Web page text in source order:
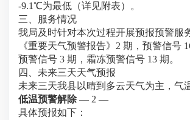
-9.1℃为最低（详见附表）。
三、服务情况
我局及时针对本次过程开展预报预警服
《重要天气预警报告》2 期，预警信号
预警信号 3 期，霜冻预警信号 13 期。
四、未来三天天气预报
未来三天我县以晴到多云天气为主，气
低温预警解除— 2 —
具体预报如下：